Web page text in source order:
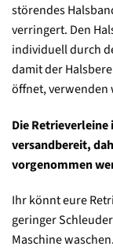
störendes
verringert. Den
individuell durch
damit der
öffnet, verwenden
Die
versandbereit,
vorgenommen
Ihr könnt eure
geringer
Maschine